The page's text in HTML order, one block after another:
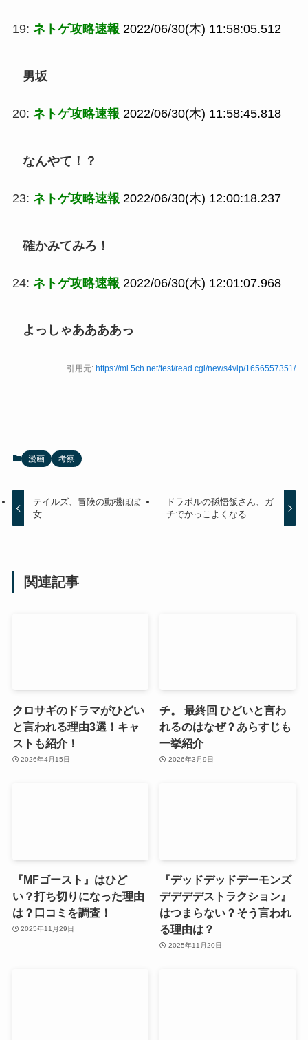
19: ネトゲ攻略速報 2022/06/30(木) 11:58:05.512
男坂
20: ネトゲ攻略速報 2022/06/30(木) 11:58:45.818
なんやて！？
23: ネトゲ攻略速報 2022/06/30(木) 12:00:18.237
確かみてみろ！
24: ネトゲ攻略速報 2022/06/30(木) 12:01:07.968
よっしゃああああっ
引用元: https://mi.5ch.net/test/read.cgi/news4vip/1656557351/
漫画 考察
テイルズ、冒険の動機ほぼ
女
ドラボルの孫悟飯さん、ガ
チでかっこよくなる
関連記事
クロサギのドラマがひどい
と言われる理由3選！キャ
ストも紹介！
2026年4月15日
チ。 最終回 ひどいと言わ
れるのはなぜ？あらすじも
一挙紹介
2026年3月9日
『MFゴースト』はひど
い？打ち切りになった理由
は？口コミを調査！
2025年11月29日
『デッドデッドデーモンズ
デデデデストラクション』
はつまらない？そう言われ
る理由は？
2025年11月20日